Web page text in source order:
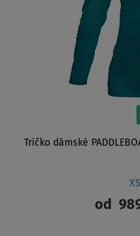
Tričko dámské
XS
od